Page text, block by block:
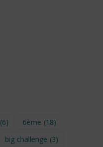
(6) 6ème (18)
big challenge (3)